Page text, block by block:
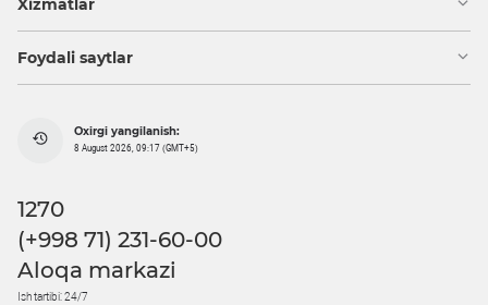
Foydali saytlar
Oxirgi yangilanish:
8 August 2026, 09:17 (GMT+5)
1270
(+998 71) 231-60-00
Aloqa markazi
Ish tartibi: 24/7